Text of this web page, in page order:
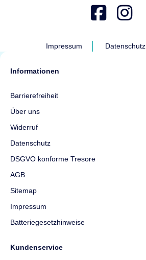
Impressum Datenschutz
Informationen
Barrierefreiheit
Über uns
Widerruf
Datenschutz
DSGVO konforme Tresore
AGB
Sitemap
Impressum
Batteriegesetzhinweise
Kundenservice